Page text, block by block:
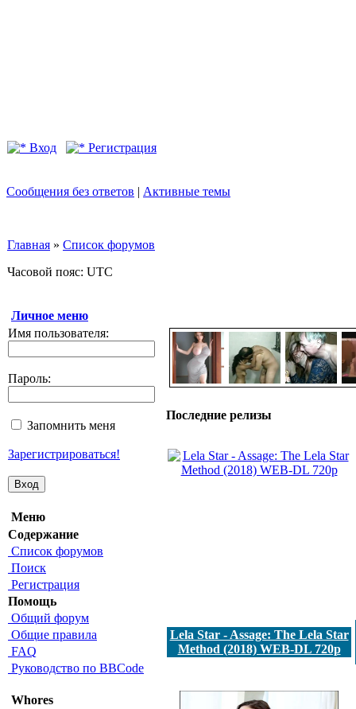
Вход Регистрация
Сообщения без ответов | Активные темы
Главная » Список форумов
Часовой пояс: UTC
Личное меню
Имя пользователя:
Пароль:
Запомнить меня
Зарегистрироваться!
Меню
Содержание
Список форумов
Поиск
Регистрация
Помощь
Общий форум
Общие правила
FAQ
Руководство по BBCode
Whores
Последние релизы
Lela Star - Assage: The Lela Star
Method (2018) WEB-DL 720p